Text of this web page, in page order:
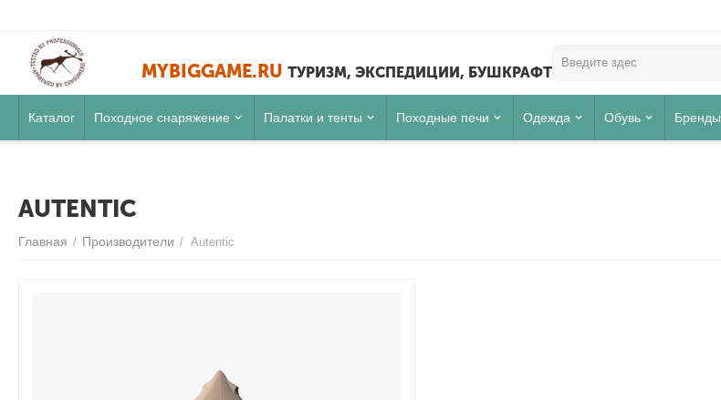
MYBIGGAME.RU ТУРИЗМ, ЭКСПЕДИЦИИ, БУШКРАФТ
Каталог Походное снаряжение Палатки и тенты Походные печи Одежда Обувь Бренды
AUTENTIC
Главная / Производители / Autentic